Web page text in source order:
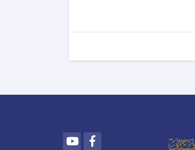
Youtube